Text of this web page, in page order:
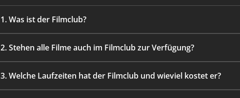
1. Was ist der Filmclub?
2. Stehen alle Filme auch im Filmclub zur Verfügung?
3. Welche Laufzeiten hat der Filmclub und wieviel kostet er?